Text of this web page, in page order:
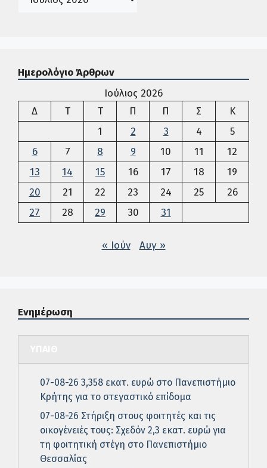
Ημερολόγιο Άρθρων
Ιούλιος 2026
ΔΔευτέρα
ΤΤρίτη ΤΤετάρτη
Π Πέμπτη
Π Παρασκευή
Σ Σάββατο
Κ
1
2 3 4
5
6
7 8 9 10 11
12
13
14 15 16 17 18
19
20
21 22 23 24 25
26
27
28 29 30 31
« Ιούν Αυγ »
Ενημέρωση
07-08-26 3,358 εκατ. ευρώ στο Πανεπιστήμιο
Κρήτης για το στεγαστικό επίδομα
07-08-26 Στήριξη στους φοιτητές και τις
οικογένειές τους: Σχεδόν 2,3 εκατ. ευρώ για
τη φοιτητική στέγη στο Πανεπιστήμιο
Θεσσαλίας